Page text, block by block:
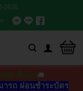
2626
ขึ้นไป‼🚚
ารถ ผ่อนชำระบัตร